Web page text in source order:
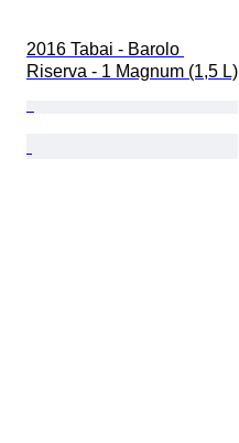
2016 Tabai - Barolo
Riserva - 1 Magnum (1,5 L)